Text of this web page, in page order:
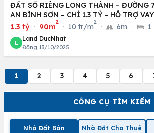
CÔNG CỤ TÌM KIẾM
Nhà Đất Bán Nhà Đất Cho Thuê
ĐẤT SỔ RIÊNG LONG THÀNH – ĐƯỜNG
AN BÌNH SƠN – CHỈ 1.3 TỶ – HỖ TRỢ VAY
1.3 tỷ · 90m
2
· 10 tr/m
2
· 6m · 1
L
Land DucNhat
Đăng 13/10/2025
1 2 3 4 5 6